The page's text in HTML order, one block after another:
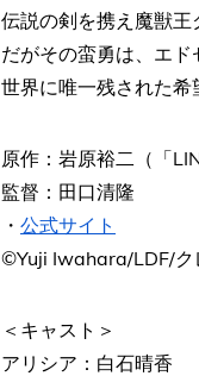
伝説の剣を携え魔獣王
だがその蛮勇は、エド
世界に唯一残された
原作：岩原裕二（「
監督：田口清隆
・ 公式サイト
©Yuji Iwahara/LDF/ク
＜キャスト＞
アリシア：白石晴香